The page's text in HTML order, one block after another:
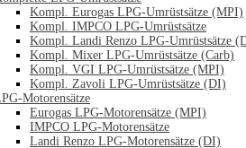
Kompl. Eurogas LPG-Umrüstsätze (MPI)
Kompl. IMPCO LPG-Umrüstsätze
Kompl. Landi Renzo LPG-Umrüstsätze
Kompl. Mixer LPG-Umrüstsätze (Carb)
Kompl. VGI LPG-Umrüstsätze (MPI)
Kompl. Zavoli LPG-Umrüstsätze (DI)
Motorensätze
Eurogas LPG-Motorensätze (MPI)
IMPCO LPG-Motorensätze
Landi Renzo LPG-Motorensätze (DI)